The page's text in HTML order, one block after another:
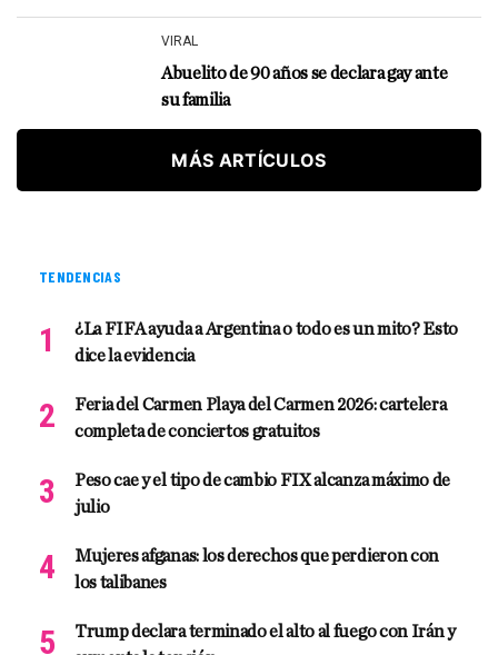
VIRAL
Abuelito de 90 años se declara gay ante
su familia
MÁS ARTÍCULOS
TENDENCIAS
¿La FIFA ayuda a Argentina o todo es un mito? Esto
dice la evidencia
Feria del Carmen Playa del Carmen 2026: cartelera
completa de conciertos gratuitos
Peso cae y el tipo de cambio FIX alcanza máximo de
julio
Mujeres afganas: los derechos que perdieron con
los talibanes
Trump declara terminado el alto al fuego con Irán y